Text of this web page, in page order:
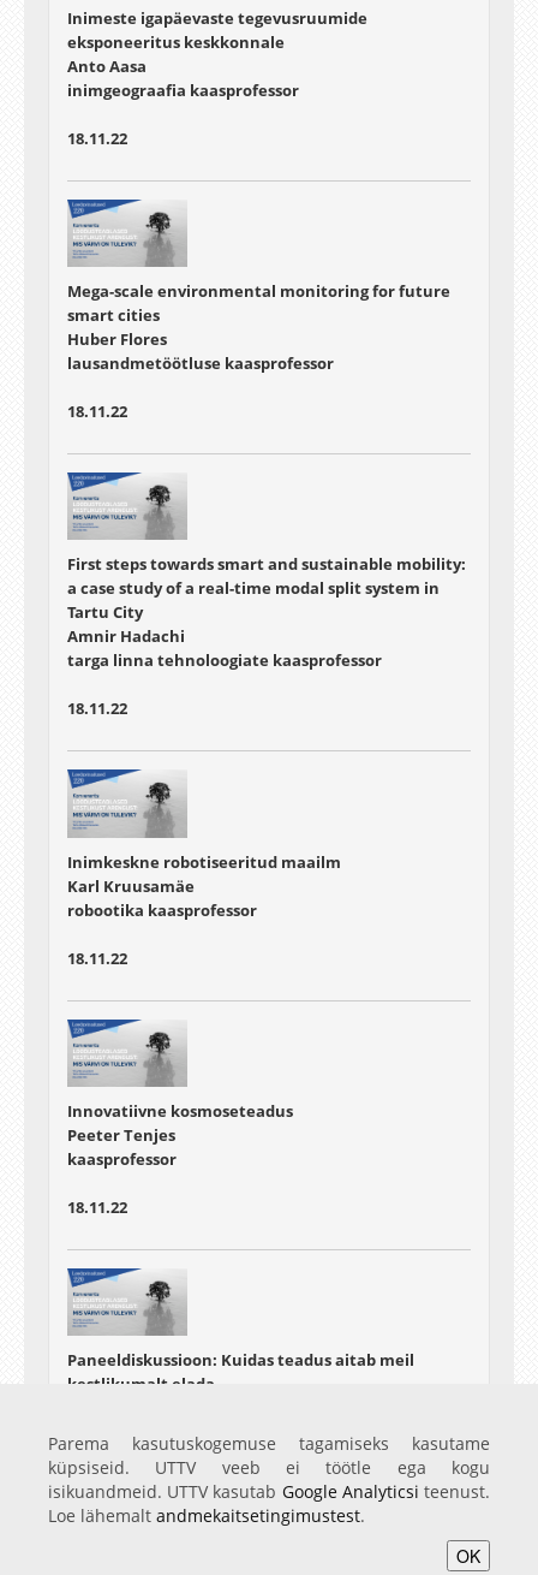
Inimeste igapäevaste tegevusruumide
eksponeeritus keskkonnale
Anto Aasa
inimgeograafia kaasprofessor
18.11.22
Mega-scale environmental monitoring for future
smart cities
Huber Flores
lausandmetöötluse kaasprofessor
18.11.22
First steps towards smart and sustainable mobility:
a case study of a real-time modal split system in
Tartu City
Amnir Hadachi
targa linna tehnoloogiate kaasprofessor
18.11.22
Inimkeskne robotiseeritud maailm
Karl Kruusamäe
robootika kaasprofessor
18.11.22
Innovatiivne kosmoseteadus
Peeter Tenjes
kaasprofessor
18.11.22
Paneeldiskussioon: Kuidas teadus aitab meil
kestlikumalt elada
18.11.22
Parema kasutuskogemuse tagamiseks kasutame
küpsiseid. UTTV veeb ei töötle ega kogu
isikuandmeid. UTTV kasutab Google Analyticsi teenust.
Loe lähemalt andmekaitsetingimustest.
OK